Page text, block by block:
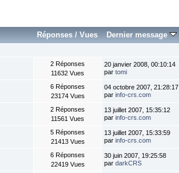
Réponses /Vues Dernier message
2 Réponses
11632 Vues
20 janvier 2008, 00:10:14
partomi
6 Réponses
23174 Vues
04 octobre 2007, 21:28:17
parinfo-crs.com
2 Réponses
11561 Vues
13 juillet 2007, 15:35:12
parinfo-crs.com
5 Réponses
21413 Vues
13 juillet 2007, 15:33:59
parinfo-crs.com
6 Réponses
22419 Vues
30 juin 2007, 19:25:58
pardarkCRS